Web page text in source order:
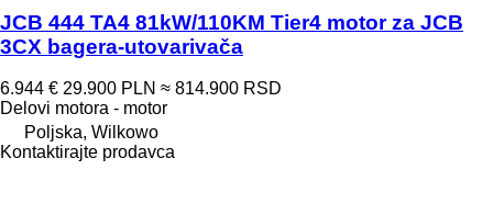
JCB 444 TA4 81kW/110KM Tier4 motor za JCB
3CX bagera-utovarivača
6.944 € 29.900 PLN ≈ 814.900 RSD
Delovi motora - motor
Poljska, Wilkowo
Kontaktirajte prodavca